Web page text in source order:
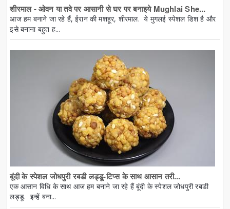
शीरमाल - ओवन या तवे पर आसानी से घर पर बनाइये Mughlai She...
आज हम बनाने जा रहे हैं, ईरान की मशहूर, शीरमाल. ये मुगलई स्पेशल डिश है और
इसे बनाना बहुत ह...
बूंदी के स्पेशल जोधपुरी रबडी लड्डू-टिप्स के साथ आसान तरी...
एक आसान विधि के साथ आज हम बनाने जा रहे हैं बूंदी के स्पेशल जोधपुरी रबडी
लड्डू. इन्हें बना...